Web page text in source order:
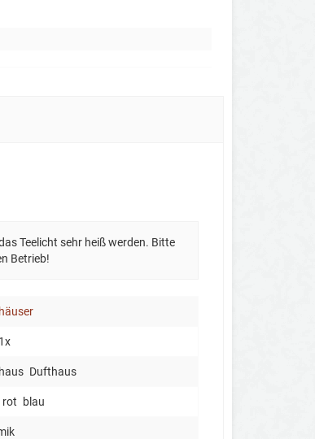
Teelicht sehr heiß werden. Bitte
Betrieb!
Dufthaus
rot blau